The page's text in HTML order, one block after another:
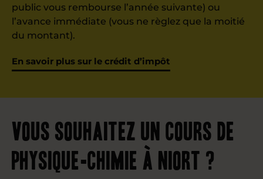
public vous rembourse l’année suivante) ou
l’avance immédiate (vous ne règlez que la moitié
du montant).
En savoir plus sur le crédit d’impôt
Vous souhaitez un cours de
physique-chimie à Niort ?